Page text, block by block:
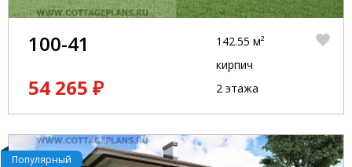
100-41
54 265 ₽
142.55 м²
кирпич
2 этажа
Популярный